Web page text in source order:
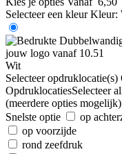
Selecteer een kleur Kleur:
Wit
Selecteer opdruklocatie(s)
OpdruklocatiesSelecteer
(meerdere opties mogelijk)
Snelste optie
op
op voorzijde
rond zeefdruk